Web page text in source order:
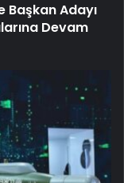
Başkan Adayı
Devam